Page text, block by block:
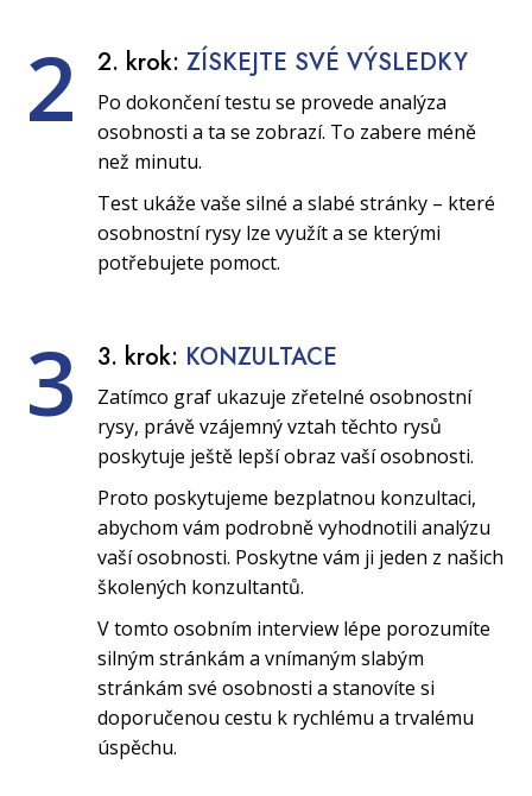
2 2. krok: ZÍSKEJTE SVÉ VÝSLEDKY
Po dokončení testu se provede analýza
osobnosti a ta se zobrazí. To zabere méně
než minutu.
Test ukáže vaše silné a slabé stránky – které
osobnostní rysy lze využít a se kterými
potřebujete pomoct.
3 3. krok: KONZULTACE
Zatímco graf ukazuje zřetelné osobnostní
rysy, právě vzájemný vztah těchto rysů
poskytuje ještě lepší obraz vaší osobnosti.
Proto poskytujeme bezplatnou konzultaci,
abychom vám podrobně vyhodnotili analýzu
vaší osobnosti. Poskytne vám ji jeden z našich
školených konzultantů.
V tomto osobním interview lépe porozumíte
silným stránkám a vnímaným slabým
stránkám své osobnosti a stanovíte si
doporučenou cestu k rychlému a trvalému
úspěchu.